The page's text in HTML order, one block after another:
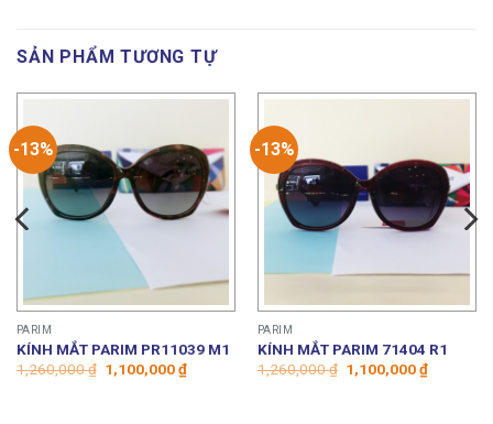
SẢN PHẨM TƯƠNG TỰ
-13%
PARIM
KÍNH MẮT PARIM PR11039 M1
1,260,000₫ Giá
gốc
1,100,000₫Giá
hiện
-13%
PARIM
KÍNH MẮT PARIM 71404 R1
1,260,000₫ Giá
gốc
1,100,000₫Giá
hiện